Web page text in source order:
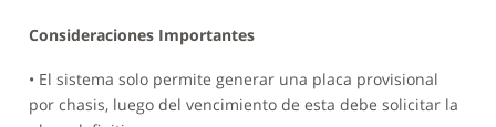
Consideraciones Importantes
• El sistema solo permite generar una placa provisional
por chasis, luego del vencimiento de esta debe solicitar la